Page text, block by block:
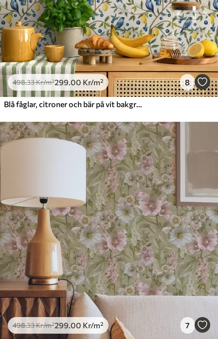
Premium
631.67379.00Kr/m²
Premiumvinyl
725.00435.00Kr/m²
498.33Kr/m²299.00 Kr/m² 8
Blå fåglar, citroner och bär på vit bakgrund
498.33Kr/m²299.00 Kr/m² 7